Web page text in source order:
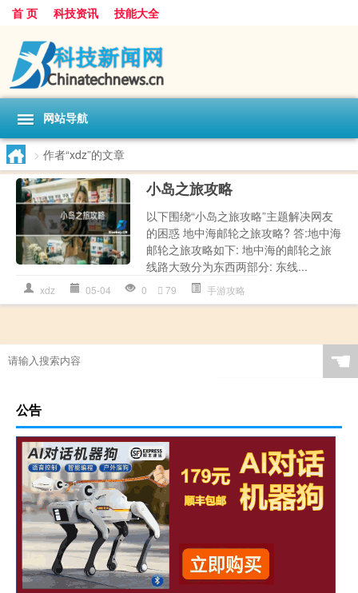
首 页 科技资讯 技能大全
网站导航
> 作者“xdz”的文章
小岛之旅攻略
以下围绕“小岛之旅攻略”主题解决网友
的困惑 地中海邮轮之旅攻略? 答:地中海
邮轮之旅攻略如下: 地中海的邮轮之旅
线路大致分为东西两部分: 东线...
xdz 05-04 0 79 手游攻略
☚
公告